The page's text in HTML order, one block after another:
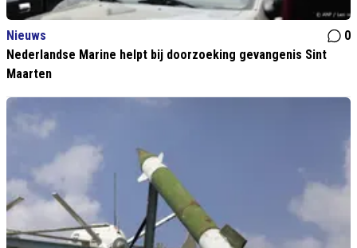
Nieuws
0
Nederlandse Marine helpt bij doorzoeking gevangenis Sint
Maarten